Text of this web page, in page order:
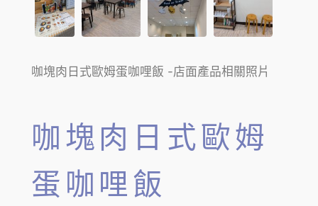
咖塊肉日式歐姆蛋咖哩飯 -店面產品相關照片
咖塊肉日式歐姆
蛋咖哩飯